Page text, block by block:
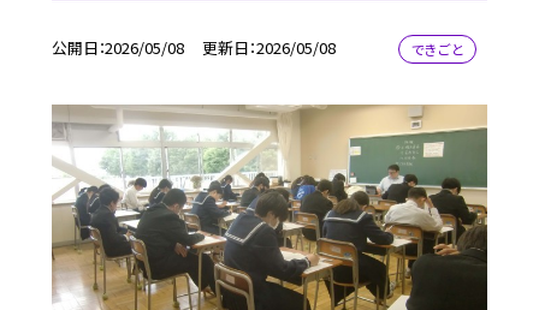
公開日 2026/05/08 更新日 2026/05/08 できごと